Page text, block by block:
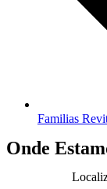
Familias
Onde